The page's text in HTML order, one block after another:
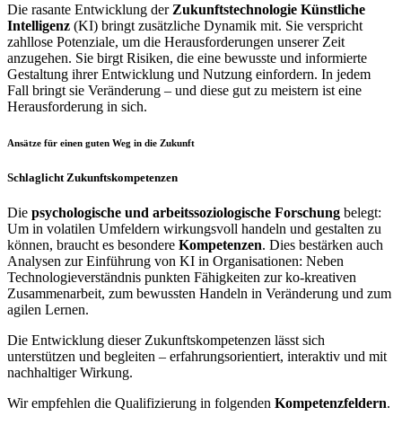
Die rasante Entwicklung der Zukunftstechnologie Künstliche
Intelligenz (KI) bringt zusätzliche Dynamik mit. Sie verspricht
zahllose Potenziale, um die Herausforderungen unserer Zeit
anzugehen. Sie birgt Risiken, die eine bewusste und informierte
Gestaltung ihrer Entwicklung und Nutzung einfordern. In jedem
Fall bringt sie Veränderung – und diese gut zu meistern ist eine
Herausforderung in sich.
Ansätze für einen guten Weg in die Zukunft
Schlaglicht Zukunftskompetenzen
Die psychologische und arbeitssoziologische Forschung belegt:
Um in volatilen Umfeldern wirkungsvoll handeln und gestalten zu
können, braucht es besondere Kompetenzen. Dies bestärken auch
Analysen zur Einführung von KI in Organisationen: Neben
Technologieverständnis punkten Fähigkeiten zur ko-kreativen
Zusammenarbeit, zum bewussten Handeln in Veränderung und zum
agilen Lernen.
Die Entwicklung dieser Zukunftskompetenzen lässt sich
unterstützen und begleiten – erfahrungsorientiert, interaktiv und mit
nachhaltiger Wirkung.
Wir empfehlen die Qualifizierung in folgenden Kompetenzfeldern.